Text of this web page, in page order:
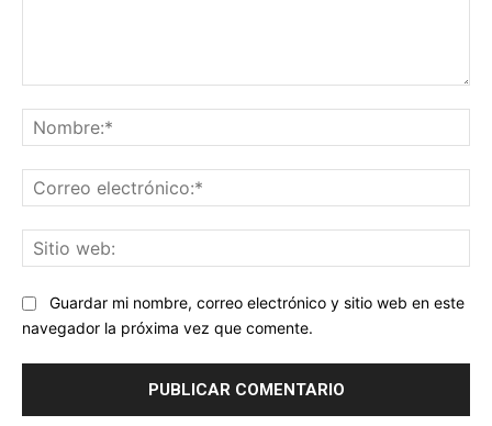
Guardar mi nombre, correo electrónico y sitio web en este
navegador la próxima vez que comente.